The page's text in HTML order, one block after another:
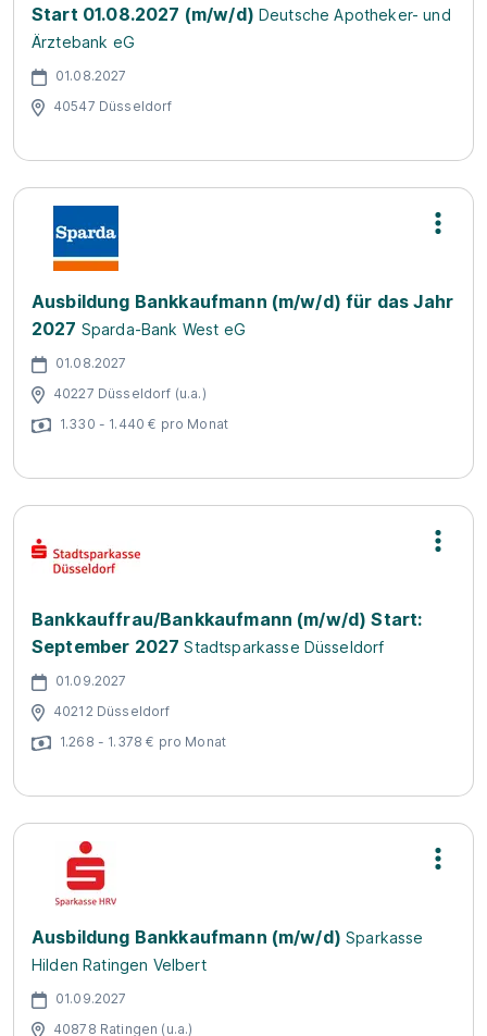
Start 01.08.2027 (m/w/d) Deutsche Apotheker- und
Ärztebank eG
01.08.2027
40547 Düsseldorf
Ausbildung Bankkaufmann (m/w/d) für das Jahr
2027 Sparda-Bank West eG
01.08.2027
40227 Düsseldorf (u.a.)
1.330 - 1.440 € pro Monat
Bankkauffrau/Bankkaufmann (m/w/d) Start:
September 2027 Stadtsparkasse Düsseldorf
01.09.2027
40212 Düsseldorf
1.268 - 1.378 € pro Monat
Ausbildung Bankkaufmann (m/w/d) Sparkasse
Hilden Ratingen Velbert
01.09.2027
40878 Ratingen (u.a.)